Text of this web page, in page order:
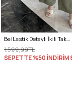
Bel Lastik Detaylı İkili Takım Y0132 - HAKİ
1.599,99TL
SEPETTE %50 İNDİRİM